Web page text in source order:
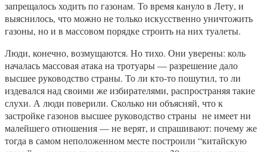
запрещалось ходить по газонам. То время кануло в Лету, и
выяснилось, что можно не только искусственно уничтожить
газоны, но и в массовом порядке строить на них туалеты.
Люди, конечно, возмущаются. Но тихо. Они уверены: коль
началась массовая атака на тротуары — разрешение дало
высшее руководство страны. То ли кто-то пошутил, то ли
издевался над своими же избирателями, распространяя такие
слухи. А люди поверили. Сколько ни объясняй, что к
застройке газонов высшее руководство страны не имеет ни
малейшего отношения — не верят, и спрашивают: почему же
тогда в самом неположенном месте построили “китайскую